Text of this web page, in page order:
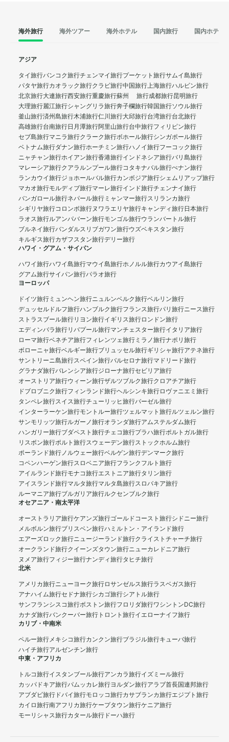
海外旅行 海外ツアー 海外ホテル 国内旅行 国内ホテル
アジア
タイ旅行バンコク旅行チェンマイ旅行プーケット旅行サムイ島旅行
パタヤ旅行カオラック旅行クラビ旅行中国旅行上海旅行ハルビン旅行
北京旅行大連旅行西安旅行重慶旅行蘇州 旅行成都旅行昆明旅行
大理旅行麗江旅行シャングリラ旅行奔子欄旅行韓国旅行ソウル旅行
釜山旅行済州島旅行木浦旅行仁川旅行大邱旅行台湾旅行台北旅行
高雄旅行台南旅行日月潭旅行阿里山旅行台中旅行フィリピン旅行
セブ島旅行マニラ旅行クラーク旅行ボホール旅行シンガポール旅行
ベトナム旅行ダナン旅行ホーチミン旅行ハノイ旅行フーコック旅行
ニャチャン旅行ホイアン旅行香港旅行インドネシア旅行バリ島旅行
マレーシア旅行クアラルンプール旅行コタキナバル旅行ぺナン旅行
ランカウイ旅行ジョホールバル旅行カンボジア旅行シェムリアップ旅行
マカオ旅行モルディブ旅行マーレ旅行インド旅行チェンナイ旅行
バンガロール旅行ネパール旅行 ミャンマー旅行スリランカ旅行
シギリヤ旅行コロンボ旅行ヌワラエリヤ旅行キャンディ旅行日本旅行
ラオス旅行ルアンパバーン旅行モンゴル旅行ウランバートル旅行
ブルネイ旅行バンダルスリブガワン旅行ウズベキスタン旅行
キルギス旅行カザフスタン旅行デリー旅行
ハワイ・グアム・サイパン
ハワイ旅行ハワイ島旅行マウイ島旅行ホノルル旅行カウアイ島旅行
グアム旅行サイパン旅行パラオ旅行
ヨーロッパ
ドイツ旅行 ミュンヘン旅行ニュルンベルク旅行ベルリン旅行
デュッセルドルフ旅行ハンブルク旅行フランス旅行パリ旅行ニース旅行
ストラスブール旅行リヨン旅行イギリス旅行ロンドン旅行
エディンバラ旅行リバプール旅行マンチェスター旅行イタリア旅行
ローマ旅行ベネチア旅行フィレンツェ旅行 ミラノ旅行ナポリ旅行
ボローニャ旅行ベルギー旅行ブリュッセル旅行ギリシャ旅行アテネ旅行
サントリーニ島旅行スペイン旅行バルセロナ旅行マドリード旅行
グラナダ旅行バレンシア旅行ジローナ旅行セビリア旅行
オーストリア旅行ウィーン旅行ザルツブルク旅行クロアチア旅行
ドブロブニク旅行フィンランド旅行ヘルシンキ旅行ロヴァニエミ旅行
タンペレ旅行スイス旅行チューリッヒ旅行バーゼル旅行
インターラーケン旅行モントルー旅行ツェルマット旅行ルツェルン旅行
サンモリッツ旅行ルガーノ旅行オランダ旅行アムステルダム旅行
ハンガリー旅行ブダペスト旅行チェコ旅行プラハ旅行ポルトガル旅行
リスボン旅行ポルト旅行スウェーデン旅行ストックホルム旅行
ポーランド旅行ノルウェー旅行ベルゲン旅行デンマーク旅行
コペンハーゲン旅行スロベニア旅行フランクフルト旅行
アイルランド旅行モナコ旅行エストニア旅行タリン旅行
アイスランド旅行マルタ旅行マルタ島旅行スロバキア旅行
ルーマニア旅行ブルガリア旅行ルクセンブルク旅行
オセアニア・南太平洋
オーストラリア旅行ケアンズ旅行ゴールドコースト旅行シドニー旅行
メルボルン旅行ブリスベン旅行ハミルトン・アイランド旅行
エアーズロック旅行ニュージーランド旅行クライストチャーチ旅行
オークランド旅行クイーンズタウン旅行ニューカレドニア旅行
ヌメア旅行フィジー旅行ナンディ旅行タヒチ旅行
北米
アメリカ旅行ニューヨーク旅行ロサンゼルス旅行ラスベガス旅行
アナハイム旅行セドナ旅行シカゴ旅行シアトル旅行
サンフランシスコ旅行ボストン旅行フロリダ旅行ワシントンDC旅行
カナダ旅行バンクーバー旅行 トロント旅行イエローナイフ旅行
カリブ・中南米
ペルー旅行メキシコ旅行カンクン旅行ブラジル旅行キューバ旅行
ハイチ旅行アルゼンチン旅行
中東・アフリカ
トルコ旅行イスタンブール旅行アンカラ旅行イズミール旅行
カッパドキア旅行パムッカレ旅行ヨルダン旅行アラブ首長国連邦旅行
アブダビ旅行 ドバイ旅行モロッコ旅行カサブランカ旅行エジプト旅行
カイロ旅行南アフリカ旅行ケープタウン旅行ケニア旅行
モーリシャス旅行カタール旅行 ドーハ旅行